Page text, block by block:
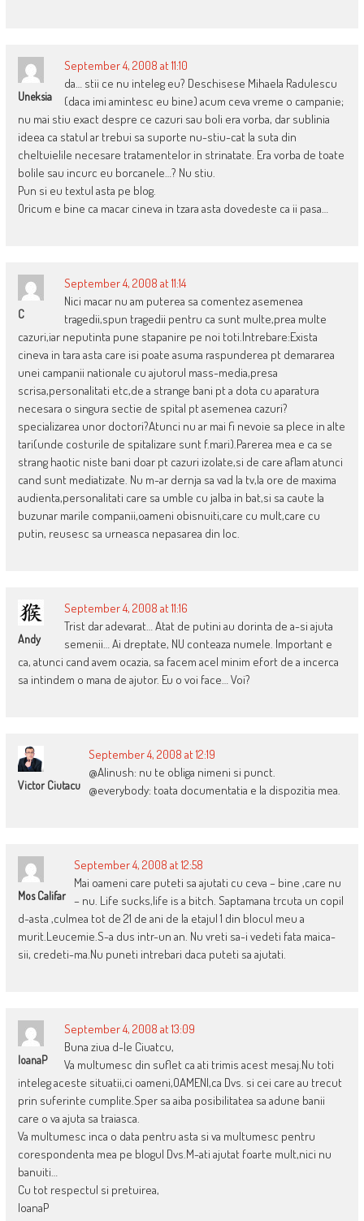
Uneksia
September 4, 2008 at 11:10
da… stii ce nu inteleg eu? Deschisese Mihaela Radulescu
(daca imi amintesc eu bine) acum ceva vreme o campanie;
nu mai stiu exact despre ce cazuri sau boli era vorba, dar sublinia
ideea ca statul ar trebui sa suporte nu-stiu-cat la suta din
cheltuielile necesare tratamentelor in strinatate. Era vorba de toate
bolile sau incurc eu borcanele…? Nu stiu.
Pun si eu textul asta pe blog.
Oricum e bine ca macar cineva in tzara asta dovedeste ca ii pasa…
C
September 4, 2008 at 11:14
Nici macar nu am puterea sa comentez asemenea
tragedii,spun tragedii pentru ca sunt multe,prea multe
cazuri,iar neputinta pune stapanire pe noi toti.Intrebare:Exista
cineva in tara asta care isi poate asuma raspunderea pt demararea
unei campanii nationale cu ajutorul mass-media,presa
scrisa,personalitati etc,de a strange bani pt a dota cu aparatura
necesara o singura sectie de spital pt asemenea cazuri?
specializarea unor doctori?Atunci nu ar mai fi nevoie sa plece in alte
tari(unde costurile de spitalizare sunt f.mari).Parerea mea e ca se
strang haotic niste bani doar pt cazuri izolate,si de care aflam atunci
cand sunt mediatizate. Nu m-ar dernja sa vad la tv,la ore de maxima
audienta,personalitati care sa umble cu jalba in bat,si sa caute la
buzunar marile companii,oameni obisnuiti,care cu mult,care cu
putin, reusesc sa urneasca nepasarea din loc.
Andy
September 4, 2008 at 11:16
Trist dar adevarat… Atat de putini au dorinta de a-si ajuta
semenii… Ai dreptate, NU conteaza numele. Important e
ca, atunci cand avem ocazia, sa facem acel minim efort de a incerca
sa intindem o mana de ajutor. Eu o voi face… Voi?
Victor Ciutacu
September 4, 2008 at 12:19
@Alinush: nu te obliga nimeni si punct.
@everybody: toata documentatia e la dispozitia mea.
Mos Califar
September 4, 2008 at 12:58
Mai oameni care puteti sa ajutati cu ceva – bine ,care nu
– nu. Life sucks,life is a bitch. Saptamana trcuta un copil
d-asta ,culmea tot de 21 de ani de la etajul 1 din blocul meu a
murit.Leucemie.S-a dus intr-un an. Nu vreti sa-i vedeti fata maica-
sii, credeti-ma.Nu puneti intrebari daca puteti sa ajutati.
IoanaP
September 4, 2008 at 13:09
Buna ziua d-le Ciuatcu,
Va multumesc din suflet ca ati trimis acest mesaj.Nu toti
inteleg aceste situatii,ci oameni,OAMENI,ca Dvs. si cei care au trecut
prin suferinte cumplite.Sper sa aiba posibilitatea sa adune banii
care o va ajuta sa traiasca.
Va multumesc inca o data pentru asta si va multumesc pentru
corespondenta mea pe blogul Dvs.M-ati ajutat foarte mult,nici nu
banuiti…
Cu tot respectul si pretuirea,
IoanaP